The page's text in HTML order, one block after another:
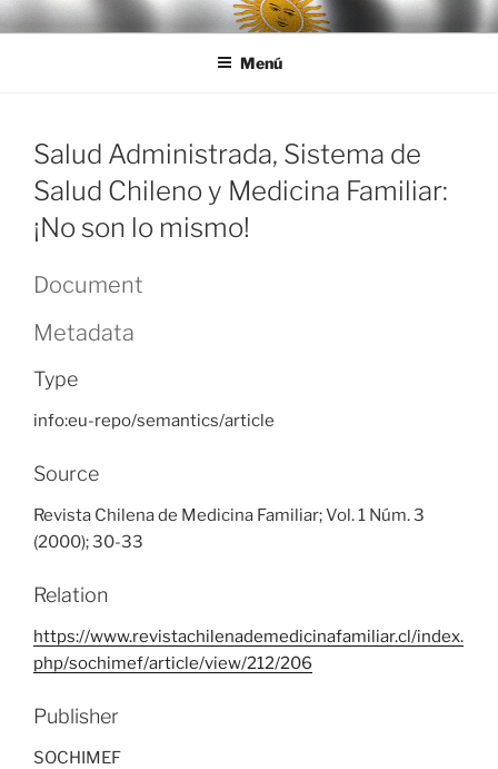
Ir
al
LEGISALUD
Menú
Salud Administrada, Sistema de
Salud Chileno y Medicina Familiar:
¡No son lo mismo!
Document
Metadata
Type
info:eu-repo/semantics/article
Source
Revista Chilena de Medicina Familiar; Vol. 1 Núm. 3
(2000); 30-33
Relation
https://www.revistachilenademedicinafamiliar.cl/index.
php/sochimef/article/view/212/206
Publisher
SOCHIMEF